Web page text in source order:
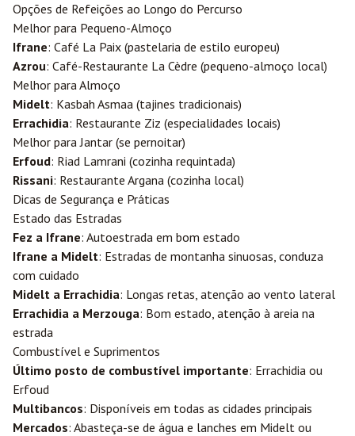
Opções de Refeições ao Longo do Percurso
Melhor para Pequeno-Almoço
Ifrane: Café La Paix (pastelaria de estilo europeu)
Azrou: Café-Restaurante La Cèdre (pequeno-almoço local)
Melhor para Almoço
Midelt: Kasbah Asmaa (tajines tradicionais)
Errachidia: Restaurante Ziz (especialidades locais)
Melhor para Jantar (se pernoitar)
Erfoud: Riad Lamrani (cozinha requintada)
Rissani: Restaurante Argana (cozinha local)
Dicas de Segurança e Práticas
Estado das Estradas
Fez a Ifrane: Autoestrada em bom estado
Ifrane a Midelt: Estradas de montanha sinuosas, conduza
com cuidado
Midelt a Errachidia: Longas retas, atenção ao vento lateral
Errachidia a Merzouga: Bom estado, atenção à areia na
estrada
Combustível e Suprimentos
Último posto de combustível importante: Errachidia ou
Erfoud
Multibancos: Disponíveis em todas as cidades principais
Mercados: Abasteça-se de água e lanches em Midelt ou